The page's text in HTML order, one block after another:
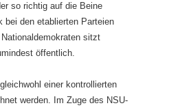
so richtig auf die Beine
bei den etablierten Parteien
sitzt
öffentlich.
einer kontrollierten
werden. Im Zuge des NSU-